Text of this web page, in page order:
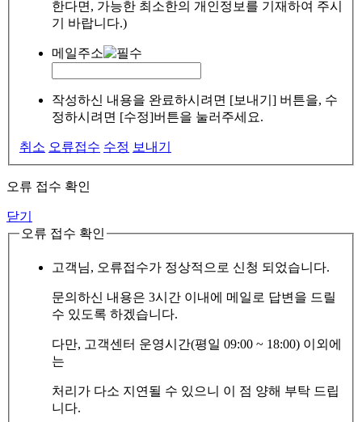
한다면, 가능한 최소한의 개인정보를 기재하여 주시
기 바랍니다.)
메일주소
작성하신 내용을 완료하시려면 [보내기] 버튼을, 수
정하시려면 [수정]버튼을 눌러주세요.
취소 오류접수 수정 보내기
오류 접수 확인
닫기
오류 접수 확인
고객님, 오류접수가 정상적으로 신청 되었습니다.
문의하신 내용은 3시간 이내에 메일로 답변을 드릴
수 있도록 하겠습니다.
다만, 고객센터 운영시간(평일 09:00 ~ 18:00) 이외에
는
처리가 다소 지연될 수 있으니 이 점 양해 부탁 드립
니다.